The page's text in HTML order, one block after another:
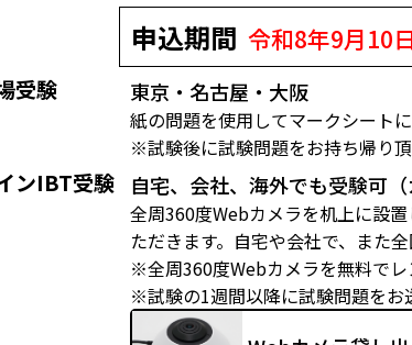
申込期間 令和8年9月10
受験 東京・名古屋・大阪
紙の問題を使用してマークシートに
※試験後に試験問題をお持ち帰り頂
ンIBT受験 自宅、会社、海外でも受験可（
全周360度Webカメラを机上に設
ただきます。自宅や会社で、また
※全周360度Webカメラを無料でレ
※試験の1週間以降に試験問題をお